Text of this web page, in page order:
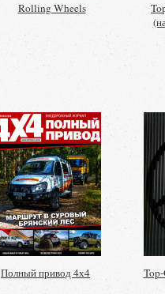
Rolling Wheels
Полный привод 4х4